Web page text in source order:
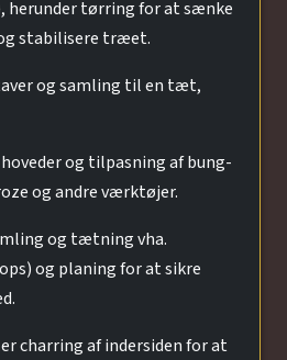
herunder tørring for at sænke
stabilisere træet.
og samling til en tæt,
og tilpasning af bung-
og andre værktøjer.
og tætning vha.
og planing for at sikre
charring af indersiden for at